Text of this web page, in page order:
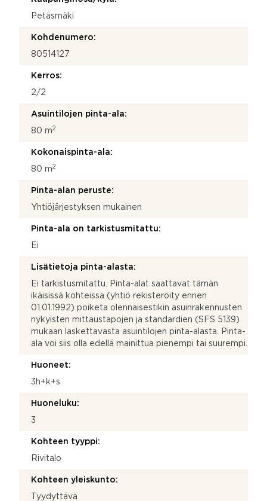
Petäsmäki
Kohdenumero:
80514127
Kerros:
2/2
Asuintilojen pinta-ala:
80 m2
Kokonaispinta-ala:
80 m2
Pinta-alan peruste:
Yhtiöjärjestyksen mukainen
Pinta-ala on tarkistusmitattu:
Ei
Lisätietoja pinta-alasta:
Ei tarkistusmitattu. Pinta-alat saattavat tämän
ikäisissä kohteissa (yhtiö rekisteröity ennen
01.01.1992) poiketa olennaisestikin asuinrakennusten
nykyisten mittaustapojen ja standardien (SFS 5139)
mukaan laskettavasta asuintilojen pinta-alasta. Pinta-
ala voi siis olla edellä mainittua pienempi tai suurempi.
Huoneet:
3h+k+s
Huoneluku:
3
Kohteen tyyppi:
Rivitalo
Kohteen yleiskunto:
Tyydyttävä